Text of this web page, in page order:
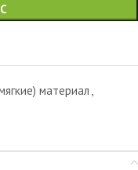
материал